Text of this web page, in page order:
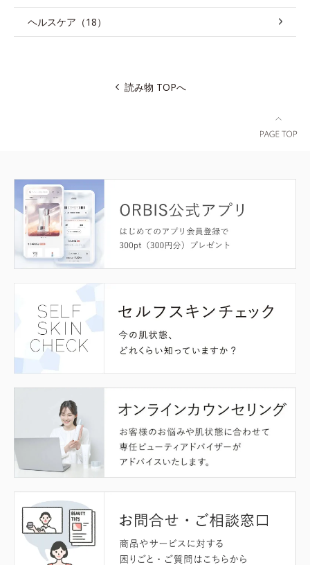
ヘルスケア（18）
読み物 TOPへ